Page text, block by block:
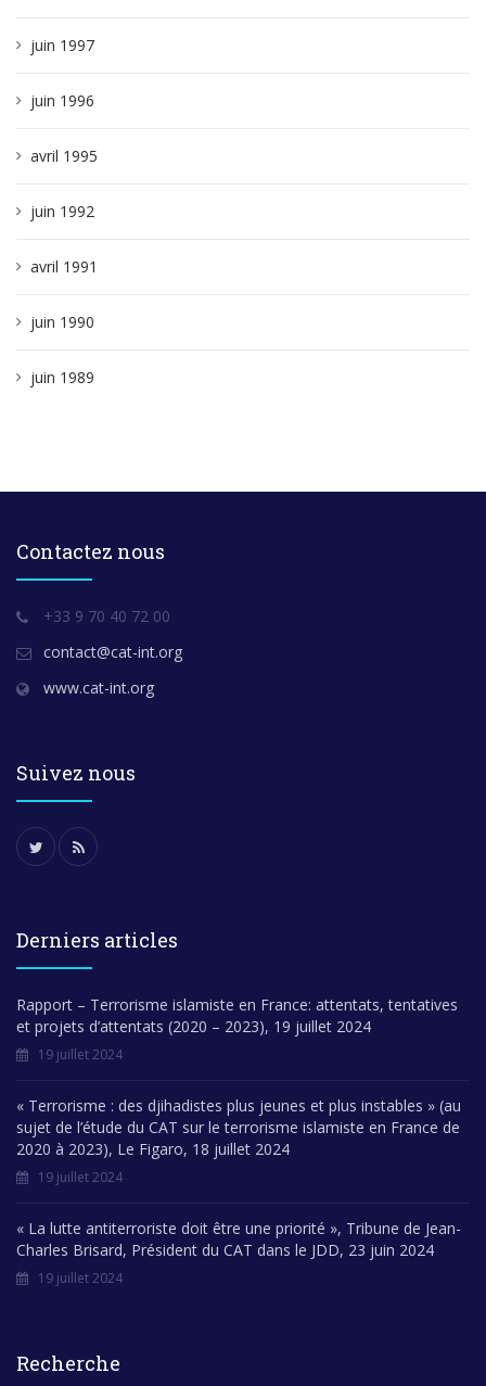
juin 1997
juin 1996
avril 1995
juin 1992
avril 1991
juin 1990
juin 1989
Contactez nous
+33 9 70 40 72 00
contact@cat-int.org
www.cat-int.org
Suivez nous
Derniers articles
Rapport – Terrorisme islamiste en France: attentats, tentatives
et projets d’attentats (2020 – 2023), 19 juillet 2024
19 juillet 2024
« Terrorisme : des djihadistes plus jeunes et plus instables » (au
sujet de l’étude du CAT sur le terrorisme islamiste en France de
2020 à 2023), Le Figaro, 18 juillet 2024
19 juillet 2024
« La lutte antiterroriste doit être une priorité », Tribune de Jean-
Charles Brisard, Président du CAT dans le JDD, 23 juin 2024
19 juillet 2024
Recherche